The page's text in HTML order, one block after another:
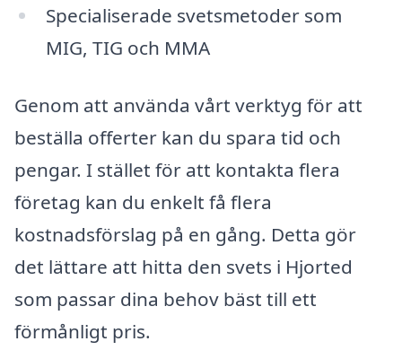
Specialiserade svetsmetoder som
MIG, TIG och MMA
Genom att använda vårt verktyg för att
beställa offerter kan du spara tid och
pengar. I stället för att kontakta flera
företag kan du enkelt få flera
kostnadsförslag på en gång. Detta gör
det lättare att hitta den svets i Hjorted
som passar dina behov bäst till ett
förmånligt pris.